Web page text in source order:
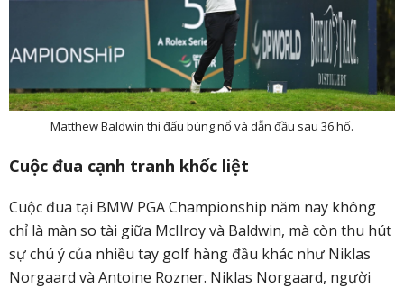
Matthew Baldwin thi đấu bùng nổ và dẫn đầu sau 36 hố.
Cuộc đua cạnh tranh khốc liệt
Cuộc đua tại BMW PGA Championship năm nay không
chỉ là màn so tài giữa McIlroy và Baldwin, mà còn thu hút
sự chú ý của nhiều tay golf hàng đầu khác như Niklas
Norgaard và Antoine Rozner. Niklas Norgaard, người